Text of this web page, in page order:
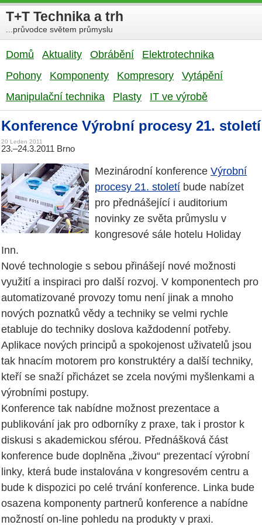
T+T Technika a trh
...průvodce světem průmyslu
Domů Aktuality Obrábění
Elektrotechnika
Pohony
Komponenty Kompresory
Vytápění
Manipulační technika
Plasty IT ve výrobě
Konference Výrobní procesy 21. století
20 Leden 2011
23.–24.3.2011 Brno
Mezinárodní konference Výrobní
procesy 21. století bude nabízet
pro přednášející i auditorium
novinky ze světa průmyslu v
kongresové sále hotelu Holiday
Inn.
Nové technologie s sebou přinášejí nové možnosti
využití a inspiraci pro další rozvoj. V komponentech pro
automatizované provozy tomu není jinak a mnoho
nových poznatků vědy a techniky se velmi rychle
etabluje do techniky doslova každodenní potřeby.
Aplikace nových principů a spokojenost uživatelů jsou
tak hnacím motorem pro konstruktéry a další techniky,
kteří se snaží přicházet se zcela novými myšlenkami a
výrobními postupy.
Konference tak nabídne možnost prezentace a
publikování jak pro odborníky z praxe, tak i prostor k
diskusi s akademickou sférou. Přednášková část
konference bude doplněna „živou“ prezentací výrobní
linky, která bude instalována v kongresovém centru a
bude k dispozici po celé trvání konference. Linka bude
osazena komponenty partnerů konference a nabídne
možností on-line pohledu na produkty v praxi.